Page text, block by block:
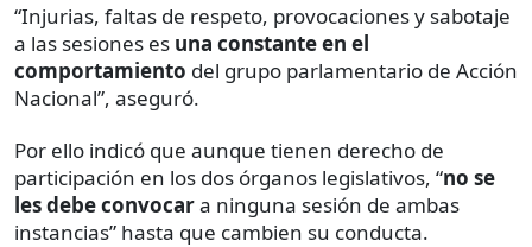
“Injurias, faltas de respeto, provocaciones y sabotaje
a las sesiones es una constante en el
comportamiento del grupo parlamentario de Acción
Nacional”, aseguró.
Por ello indicó que aunque tienen derecho de
participación en los dos órganos legislativos, “no se
les debe convocara ninguna sesión de ambas
instancias” hasta que cambien su conducta.